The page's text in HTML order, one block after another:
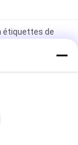
étiquettes de
de